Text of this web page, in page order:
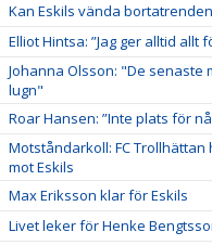
Kan Eskils vända
Elliot Hintsa: ”Jag ger alltid allt
Johanna Olsson: "De senaste
lugn"
Roar Hansen: ”Inte plats för
Motståndarkoll: FC
mot Eskils
Max Eriksson klar för Eskils
Livet leker för Henke